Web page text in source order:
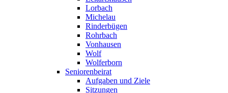
Lorbach
Michelau
Rinderbügen
Rohrbach
Vonhausen
Wolf
Wolferborn
Seniorenbeirat
Aufgaben und Ziele
Sitzungen